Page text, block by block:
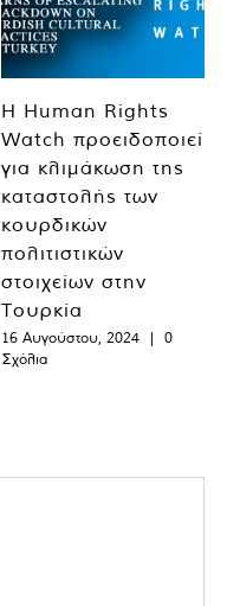
Η Human Rights
Watch προειδοποιεί
για κλιμάκωση της
καταστολής των
κουρδικών
πολιτιστικών
στοιχείων στην
Τουρκία
16 Αυγούστου, 2024 |
0
Σχόλια